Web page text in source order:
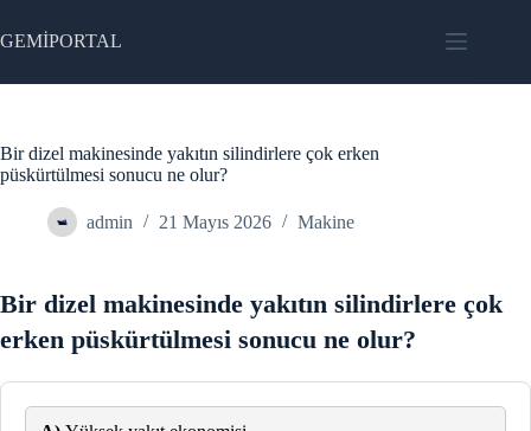
to
content
GEMİPORTAL
Bir dizel makinesinde yakıtın silindirlere çok erken
püskürtülmesi sonucu ne olur?
admin 21 Mayıs 2026 Makine
Bir dizel makinesinde yakıtın silindirlere çok
erken püskürtülmesi sonucu ne olur?